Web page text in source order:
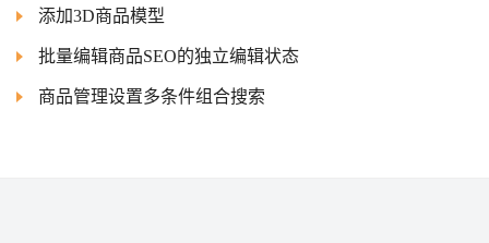
添加3D商品模型
批量编辑商品SEO的独立编辑状态
商品管理设置多条件组合搜索